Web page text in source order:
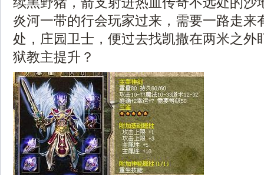
炎河一带的行会玩家过来，需要一路走来
处，庄园卫士，便过去找凯撒在两米之外
狱教主提升？